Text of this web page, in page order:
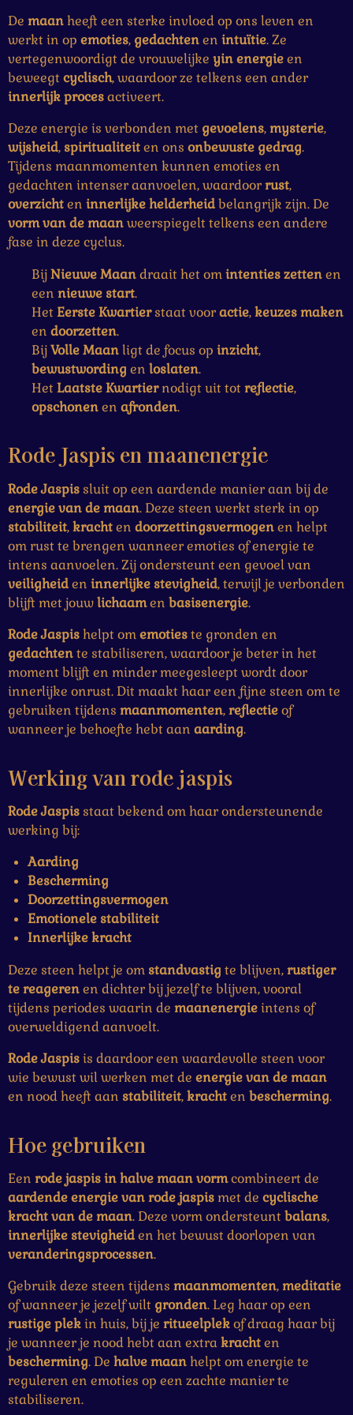
:
0
s
t
e
r
e
n
r r
r
e
n
r
r
e
n
r
r
e
n
r
r
e
n
De maanheeft een sterke invloed op ons leven en
werkt in op emoties, gedachtenen intuïtie. Ze
vertegenwoordigt de vrouwelijke yin energieen
beweegt cyclisch, waardoor ze telkens een ander
innerlijk procesactiveert.
Deze energie is verbonden met gevoelens,mysterie,
wijsheid, spiritualiteiten ons onbewuste gedrag.
Tijdens maanmomenten kunnen emoties en
gedachten intenser aanvoelen, waardoorrust,
overzichten innerlijke helderheidbelangrijk zijn. De
vorm van de maanweerspiegelt telkens een andere
fase in deze cyclus.
BijNieuwe Maandraait het omintenties zettenen
een nieuwe start.
Het Eerste Kwartierstaat vooractie,keuzes maken
en doorzetten.
BijVolle Maanligt de focus op inzicht,
bewustwording en loslaten.
Het Laatste Kwartiernodigt uit tot reflectie,
opschonenen afronden.
Rode Jaspis en maanenergie
Rode Jaspis sluit op een aardende manier aan bij de
energie van de maan. Deze steen werkt sterk in op
stabiliteit,krachten doorzettingsvermogenen helpt
om rust te brengen wanneer emoties of energie te
intens aanvoelen. Zij ondersteunt een gevoel van
veiligheiden innerlijke stevigheid, terwijl je verbonden
blijft met jouwlichaamen basisenergie.
Rode Jaspishelpt omemotieste gronden en
gedachtente stabiliseren, waardoor je beter in het
moment blijft en minder meegesleept wordt door
innerlijke onrust. Dit maakt haar een fijne steen om te
gebruiken tijdens maanmomenten,reflectieof
wanneer je behoefte hebt aan aarding.
Werking van rode jaspis
Rode Jaspis staat bekend om haar ondersteunende
werking bij:
Aarding
Bescherming
Doorzettingsvermogen
Emotionele stabiliteit
Innerlijke kracht
Deze steen helpt je om standvastig te blijven,rustiger
te reagerenen dichter bij jezelf te blijven, vooral
tijdens periodes waarin de maanenergieintens of
overweldigend aanvoelt.
Rode Jaspisis daardoor een waardevolle steen voor
wie bewust wil werken met de energie van de maan
en nood heeft aan stabiliteit,krachten bescherming.
Hoe gebruiken
Een rode jaspis in halve maan vormcombineert de
aardende energie van rode jaspis met de cyclische
kracht van de maan. Deze vorm ondersteunt balans,
innerlijke stevigheiden het bewust doorlopen van
veranderingsprocessen.
Gebruik deze steen tijdens maanmomenten,meditatie
of wanneer je jezelf wilt gronden. Leg haar op een
rustige plekin huis, bij je ritueelplekof draag haar bij
je wanneer je nood hebt aan extrakrachten
bescherming. De halve maanhelpt om energie te
reguleren en emoties op een zachte manier te
stabiliseren.